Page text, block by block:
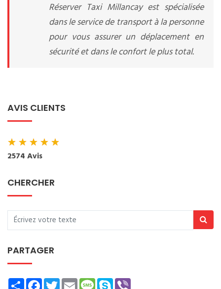
Réserver Taxi Millancay est spécialisée
dans le service de transport à la personne
pour vous assurer un déplacement en
sécurité et dans le confort le plus total.
AVIS CLIENTS
★★★★★
2574 Avis
CHERCHER
PARTAGER
ShareFacebookTwitterEmailMessage
Skype